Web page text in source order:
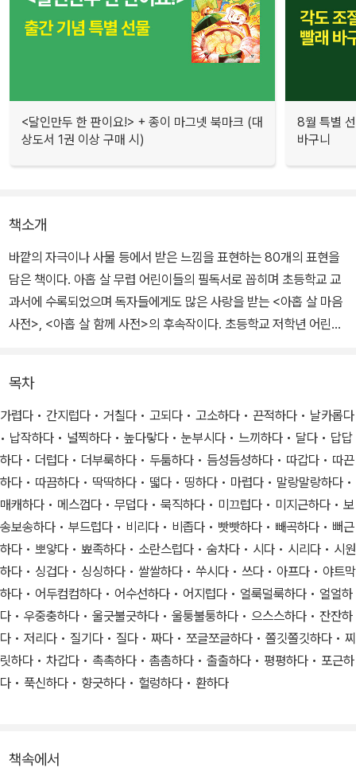
<달인만두 한 판이요!> + 종이 마그넷 북마크 (대
상도서 1권 이상 구매 시)
8월 특별
바구니
책소개
바깥의 자극이나 사물 등에서 받은 느낌을 표현하는 80개의 표현을
담은 책이다. 아홉 살 무렵 어린이들의 필독서로 꼽히며 초등학교 교
과서에 수록되었으며 독자들에게도 많은 사랑을 받는 <아홉 살 마음
사전>, <아홉 살 함께 사전>의 후속작이다. 초등학교 저학년 어린이
친절하면서도 핵심을 짚는 설명과 구체적이면서 귀엽고 다정하게 그
려진 그림은 어린이들이 다양한 감각 표현을 실감 나게 익힐 수 있도
록 돕는다. 자기 느낌을 정확하게 이해하고 표현하는 것은 물론, 더 다
양한 감각을 느끼는 데 좋은 길잡이가 되어 줄 것이다.
목차
가렵다 • 간지럽다 • 거칠다 • 고되다 • 고소하다 • 끈적하다 • 날카롭다
• 납작하다 • 널찍하다 • 높다랗다 • 눈부시다 • 느끼하다 • 달다 • 답답
하다 • 더럽다 • 더부룩하다 • 두툼하다 • 듬성듬성하다 • 따갑다 • 따끈
하다 • 따끔하다 • 딱딱하다 • 떫다 • 띵하다 • 마렵다 • 말랑말랑하다 •
매캐하다 • 메스껍다 • 무덥다 • 묵직하다 • 미끄럽다 • 미지근하다 • 보
송보송하다 • 부드럽다 • 비리다 • 비좁다 • 빳빳하다 • 빼곡하다 • 뻐근
하다 • 뽀얗다 • 뾰족하다 • 소란스럽다 • 숨차다 • 시다 • 시리다 • 시원
하다 • 싱겁다 • 싱싱하다 • 쌀쌀하다 • 쑤시다 • 쓰다 • 아프다 • 야트막
하다 • 어두컴컴하다 • 어수선하다 • 어지럽다 • 얼룩덜룩하다 • 얼얼하
다 • 우중충하다 • 울긋불긋하다 • 울퉁불퉁하다 • 으스스하다 • 잔잔하
다 • 저리다 • 질기다 • 질다 • 짜다 • 쪼글쪼글하다 • 쫄깃쫄깃하다 • 찌
릿하다 • 차갑다 • 촉촉하다 • 촘촘하다 • 출출하다 • 평평하다 • 포근하
다 • 푹신하다 • 향긋하다 • 헐렁하다 • 환하다
책속에서